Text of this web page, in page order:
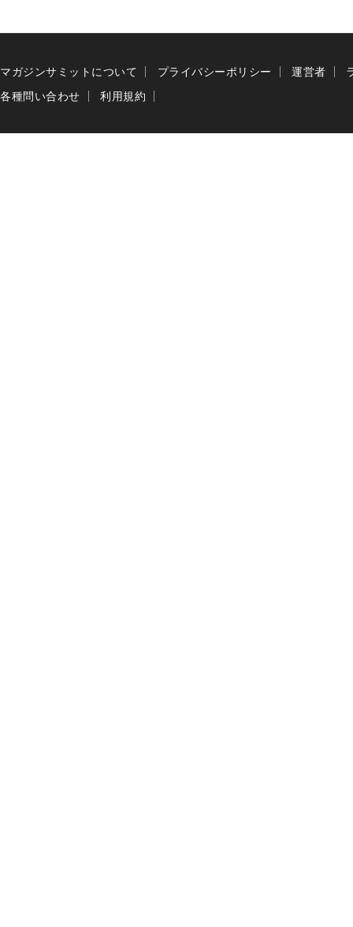
マガジンサミットについて プライバシーポリシー 運営者
各種問い合わせ
利用規約